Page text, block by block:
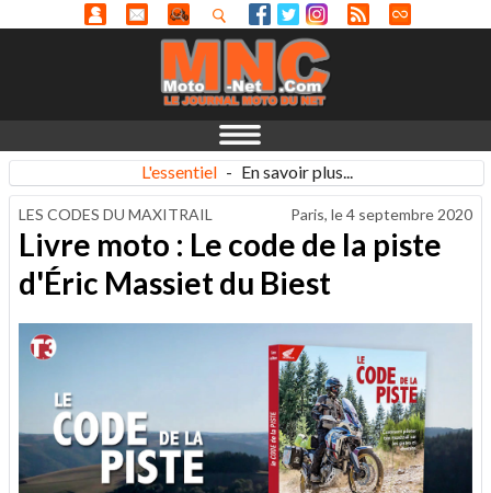
L'essentiel - En savoir plus...
LES CODES DU MAXITRAIL Paris, le4 septembre 2020
Livre moto : Le code de la piste
d'Éric Massiet du Biest